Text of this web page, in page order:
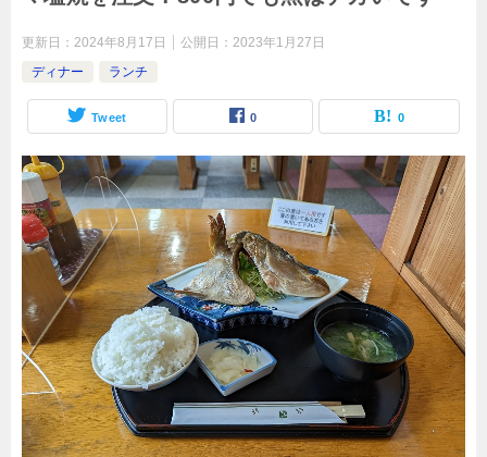
更新日： 2024年8月17日 公開日： 2023年1月27日
ディナー
ランチ
Tweet 0 0